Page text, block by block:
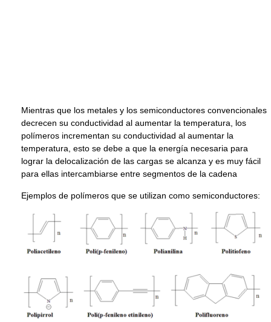
Mientras que los metales y los semiconductores convencionales
decrecen su conductividad al aumentar la temperatura, los
polímeros incrementan su conductividad al aumentar la
temperatura, esto se debe a que la energía necesaria para
lograr la delocalización de las cargas se alcanza y es muy fácil
para ellas intercambiarse entre segmentos de la cadena
Ejemplos de polímeros que se utilizan como semiconductores: